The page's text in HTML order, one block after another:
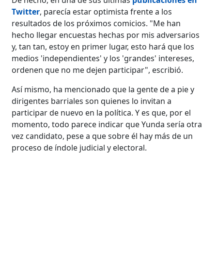
Twitter, parecía estar optimista frente a los
resultados de los próximos comicios. "Me han
hecho llegar encuestas hechas por mis adversarios
y, tan tan, estoy en primer lugar, esto hará que los
medios 'independientes' y los 'grandes' intereses,
ordenen que no me dejen participar", escribió.
Así mismo, ha mencionado que la gente de a pie y
dirigentes barriales son quienes lo invitan a
participar de nuevo en la política. Y es que, por el
momento, todo parece indicar que Yunda sería otra
vez candidato, pese a que sobre él hay más de un
proceso de índole judicial y electoral.